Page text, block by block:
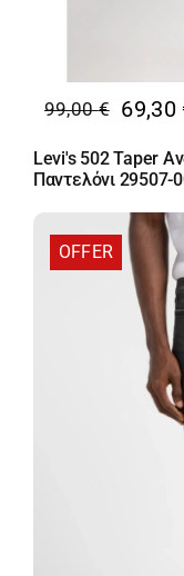
99,00€
Original
price
was:
69,30
Η
τρέχουσα
τιμή
69,30 €.
Levi's 502 Taper
Παντελόνι 29507-
OFFER